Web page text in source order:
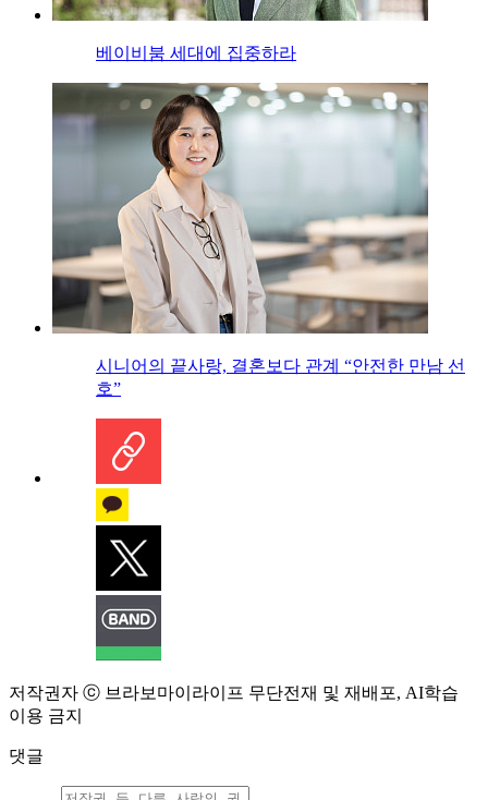
베이비붐 세대에 집중하라
시니어의 끝사랑, 결혼보다 관계 “안전한 만남 선
호”
저작권자 ⓒ 브라보마이라이프 무단전재 및 재배포, AI학습
이용 금지
댓글